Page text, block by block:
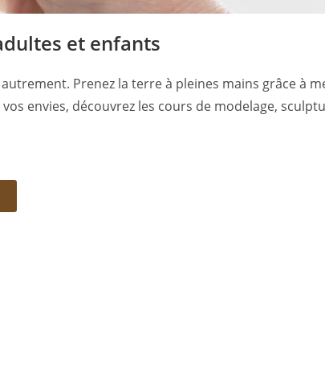
et enfants
Prenez la terre à pleines mains grâce à
envies, découvrez les cours de modelage,